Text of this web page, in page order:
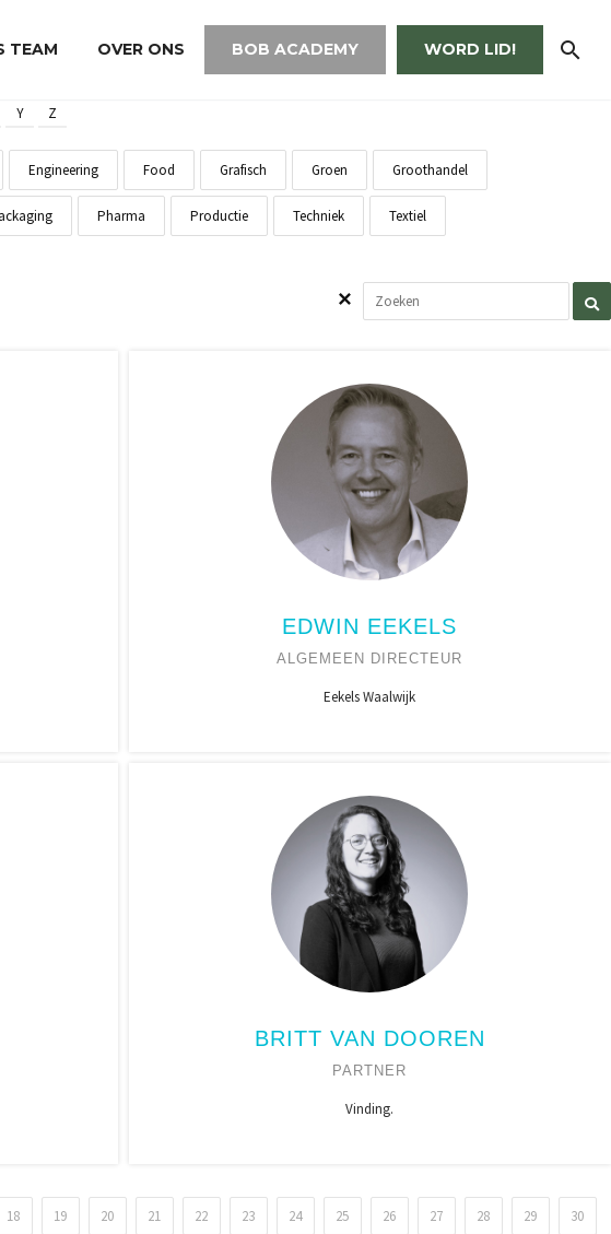
TEAM OVER ONS BOB ACADEMY WORD LID!
Y Z
Engineering Food Grafisch Groen Groothandel
Pharma Productie Techniek Textiel
EDWIN EEKELS
ALGEMEEN DIRECTEUR
Eekels Waalwijk
BRITT VAN DOOREN
PARTNER
Vinding.
18 19 20 21 22 23 24 25 26 27 28 29 30